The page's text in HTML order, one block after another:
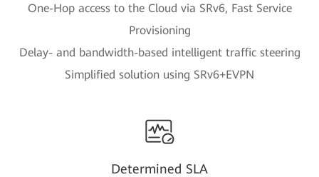
One-Hop access to the Cloud via SRv6, Fast Service
Provisioning
Delay- and bandwidth-based intelligent traffic steering
Simplified solution using SRv6+EVPN
Determined SLA